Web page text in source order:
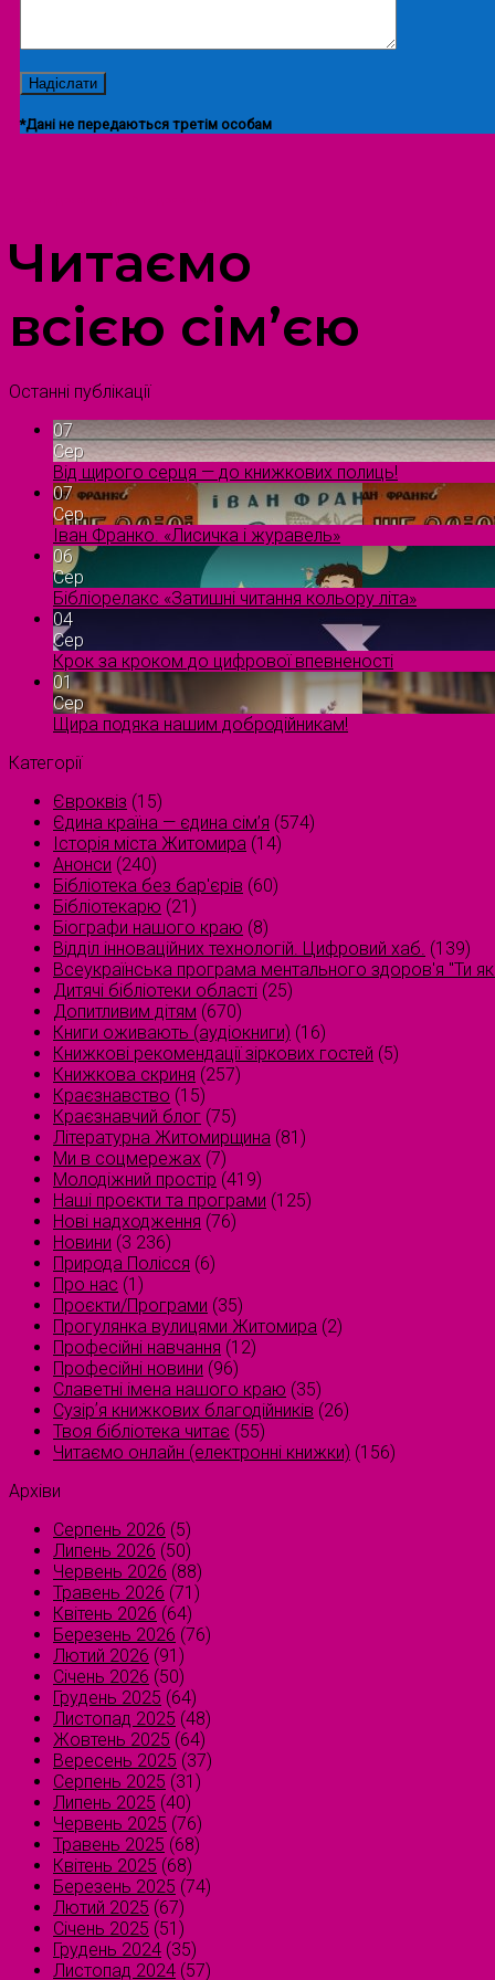
*Дані не передаються третім особам
Читаємо
всією сім’єю
Останні публікації
07
Сер
Від щирого серця — до книжкових полиць!
07
Сер
Іван Франко. «Лисичка і журавель»
06
Сер
Бібліорелакс «Затишні читання кольору літа»
04
Сер
Крок за кроком до цифрової впевненості
01
Сер
Щира подяка нашим добродійникам!
Категорії
Євроквіз (15)
Єдина країна — єдина сім’я (574)
Історія міста Житомира (14)
Анонси (240)
Бібліотека без бар'єрів (60)
Бібліотекарю (21)
Біографи нашого краю (8)
Відділ інноваційних технологій. Цифровий хаб. (139)
Всеукраїнська програма ментального здоров'я "Ти
Дитячі бібліотеки області (25)
Допитливим дітям (670)
Книги оживають (аудіокниги) (16)
Книжкові рекомендації зіркових гостей (5)
Книжкова скриня (257)
Краєзнавство (15)
Краєзнавчий блог (75)
Літературна Житомирщина (81)
Ми в соцмережах (7)
Молодіжний простір (419)
Наші проєкти та програми (125)
Нові надходження (76)
Новини (3 236)
Природа Полісся (6)
Про нас (1)
Проєкти/Програми (35)
Прогулянка вулицями Житомира (2)
Професійні навчання (12)
Професійні новини (96)
Славетні імена нашого краю (35)
Сузірʼя книжкових благодійників (26)
Твоя бібліотека читає (55)
Читаємо онлайн (електронні книжки) (156)
Архіви
Серпень 2026 (5)
Липень 2026 (50)
Червень 2026 (88)
Травень 2026 (71)
Квітень 2026 (64)
Березень 2026 (76)
Лютий 2026 (91)
Січень 2026 (50)
Грудень 2025 (64)
Листопад 2025 (48)
Жовтень 2025 (64)
Вересень 2025 (37)
Серпень 2025 (31)
Липень 2025 (40)
Червень 2025 (76)
Травень 2025 (68)
Квітень 2025 (68)
Березень 2025 (74)
Лютий 2025 (67)
Січень 2025 (51)
Грудень 2024 (35)
Листопад 2024 (57)